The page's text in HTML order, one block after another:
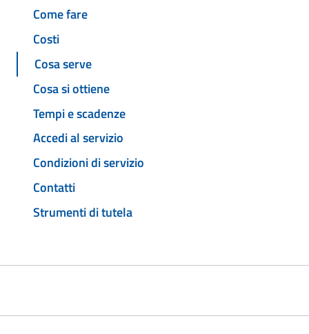
Come fare
Costi
Cosa serve
Cosa si ottiene
Tempi e scadenze
Accedi al servizio
Condizioni di servizio
Contatti
Strumenti di tutela